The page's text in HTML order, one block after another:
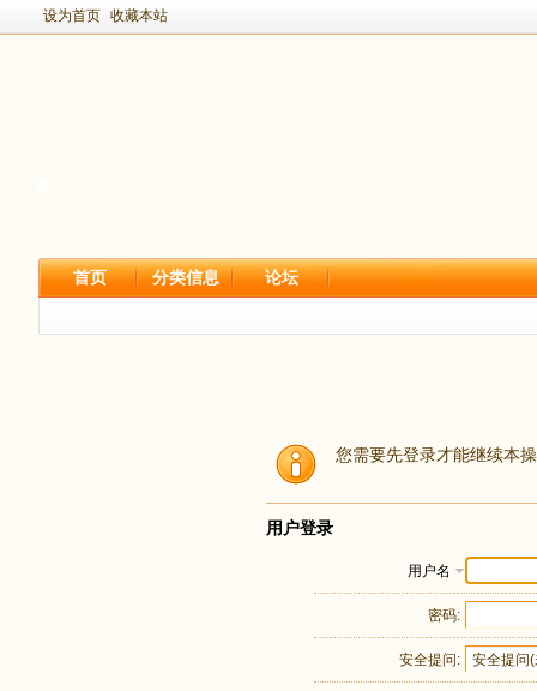
设为首页 收藏本站
首页 分类信息 论坛
您需要先登录才能继续本
用户登录
用户名
密码:
安全提问: